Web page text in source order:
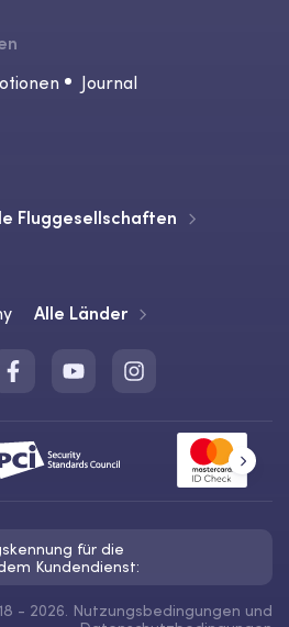
Journal
Fluggesellschaften
Alle Länder
für die
Kundendienst:
- 2026. Nutzungsbedingungen und